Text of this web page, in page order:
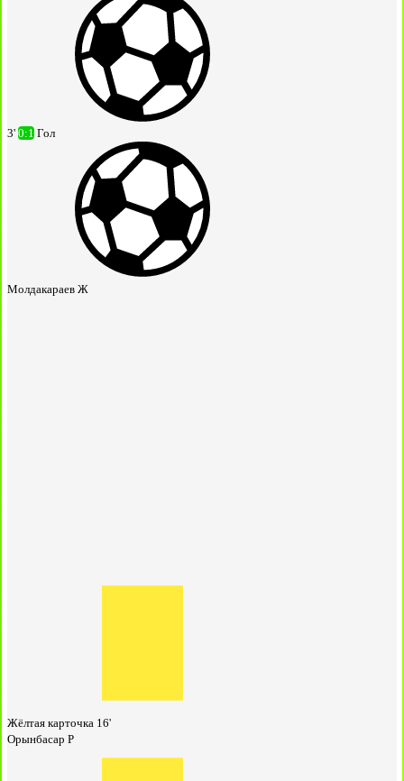
3' 0:1 Гол
Молдакараев Ж
Жёлтая карточка 16'
Орынбасар Р